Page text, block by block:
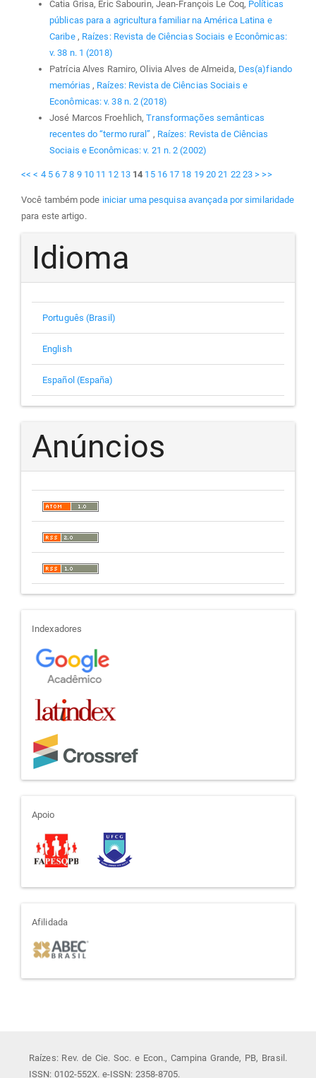
Catia Grisa, Eric Sabourin, Jean-François Le Coq, Políticas
públicas para a agricultura familiar na América Latina e
Caribe , Raízes: Revista de Ciências Sociais e Econômicas:
v. 38 n. 1 (2018)
Patrícia Alves Ramiro, Olivia Alves de Almeida, Des(a)fiando
memórias , Raízes: Revista de Ciências Sociais e
Econômicas: v. 38 n. 2 (2018)
José Marcos Froehlich,Transformações semânticas
recentes do “termo rural” , Raízes: Revista de Ciências
Sociais e Econômicas: v. 21 n. 2 (2002)
<< < 4 5 6 7 8 9 10 11 12 13 14 15 16 17 18 19 20 21 22 23 > >>
Você também pode iniciar uma pesquisa avançada por similaridade
para este artigo.
Idioma
Português (Brasil)
English
Español (España)
Anúncios
indexadores
Indexadores
apoio
Apoio
afiliada
Afilidada
Raízes: Rev. de Cie. Soc. e Econ., Campina Grande, PB, Brasil.
ISSN: 0102-552X. e-ISSN: 2358-8705.